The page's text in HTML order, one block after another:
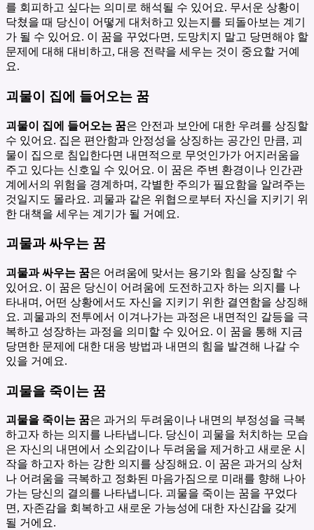
를 회피하고 싶다는 의미로 해석될 수 있어요. 무서운 상황이
닥쳤을 때 당신이 어떻게 대처하고 있는지를 되돌아보는 계기
가 될 수 있어요. 이 꿈을 꾸었다면, 도망치지 말고 당면해야 할
문제에 대해 대비하고, 대응 전략을 세우는 것이 중요할 거예
요.
괴물이 집에 들어오는 꿈
괴물이 집에 들어오는 꿈은 안전과 보안에 대한 우려를 상징할
수 있어요. 집은 편안함과 안정성을 상징하는 공간인 만큼, 괴
물이 집으로 침입한다면 내면적으로 무엇인가가 어지러움을
주고 있다는 신호일 수 있어요. 이 꿈은 주변 환경이나 인간관
계에서의 위험을 경계하며, 각별한 주의가 필요함을 알려주는
것일지도 몰라요. 괴물과 같은 위협으로부터 자신을 지키기 위
한 대책을 세우는 계기가 될 거예요.
괴물과 싸우는 꿈
괴물과 싸우는 꿈은 어려움에 맞서는 용기와 힘을 상징할 수
있어요. 이 꿈은 당신이 어려움에 도전하고자 하는 의지를 나
타내며, 어떤 상황에서도 자신을 지키기 위한 결연함을 상징해
요. 괴물과의 전투에서 이겨나가는 과정은 내면적인 갈등을 극
복하고 성장하는 과정을 의미할 수 있어요. 이 꿈을 통해 지금
당면한 문제에 대한 대응 방법과 내면의 힘을 발견해 나갈 수
있을 거예요.
괴물을 죽이는 꿈
괴물을 죽이는 꿈은 과거의 두려움이나 내면의 부정성을 극복
하고자 하는 의지를 나타냅니다. 당신이 괴물을 처치하는 모습
은 자신의 내면에서 소외감이나 두려움을 제거하고 새로운 시
작을 하고자 하는 강한 의지를 상징해요. 이 꿈은 과거의 상처
나 어려움을 극복하고 정화된 마음가짐으로 미래를 향해 나아
가는 당신의 결의를 나타냅니다. 괴물을 죽이는 꿈을 꾸었다
면, 자존감을 회복하고 새로운 가능성에 대한 자신감을 갖게
될 거에요.